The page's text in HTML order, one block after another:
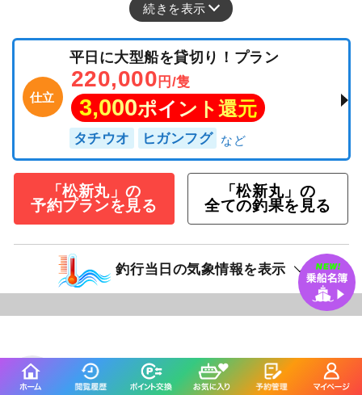
続きを表示
仕立
平日に大型船を貸切り！プラン
220,000 円/隻
3,000ポイント還元
タチウオ ヒガンフグ
「松新丸」の
予約プランを見る
「松新丸」の
全ての釣果を見る
釣行当日の気象情報を表示
正将丸
愛知県 知多郡南知多町 大井
102日前
釣り船詳細を見る